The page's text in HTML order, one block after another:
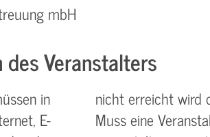
mbH
Veranstalters
in
E-
nicht erreicht wird
Muss eine